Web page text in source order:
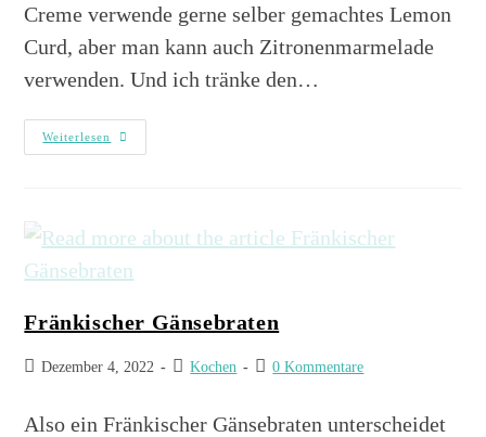
Creme verwende gerne selber gemachtes Lemon
Curd, aber man kann auch Zitronenmarmelade
verwenden. Und ich tränke den…
Weiterlesen
Fränkischer Gänsebraten
Dezember 4, 2022 Kochen 0 Kommentare
Also ein Fränkischer Gänsebraten unterscheidet